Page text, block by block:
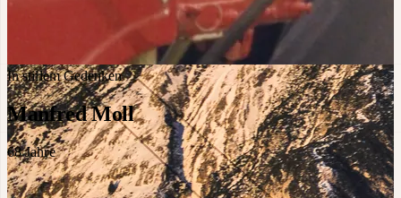
In stillem Gedenken
Manfred Moll
68Jahre